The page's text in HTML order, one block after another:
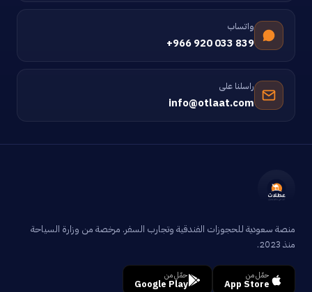
واتساب
+966 920 033 839
راسلنا على
info@otlaat.com
منصة سعودية للحجوزات الفندقية وتجارب السفر. مرخصة من وزارة السياحة
منذ 2023.
حمّل من
App Store
حمّل من
Google Play